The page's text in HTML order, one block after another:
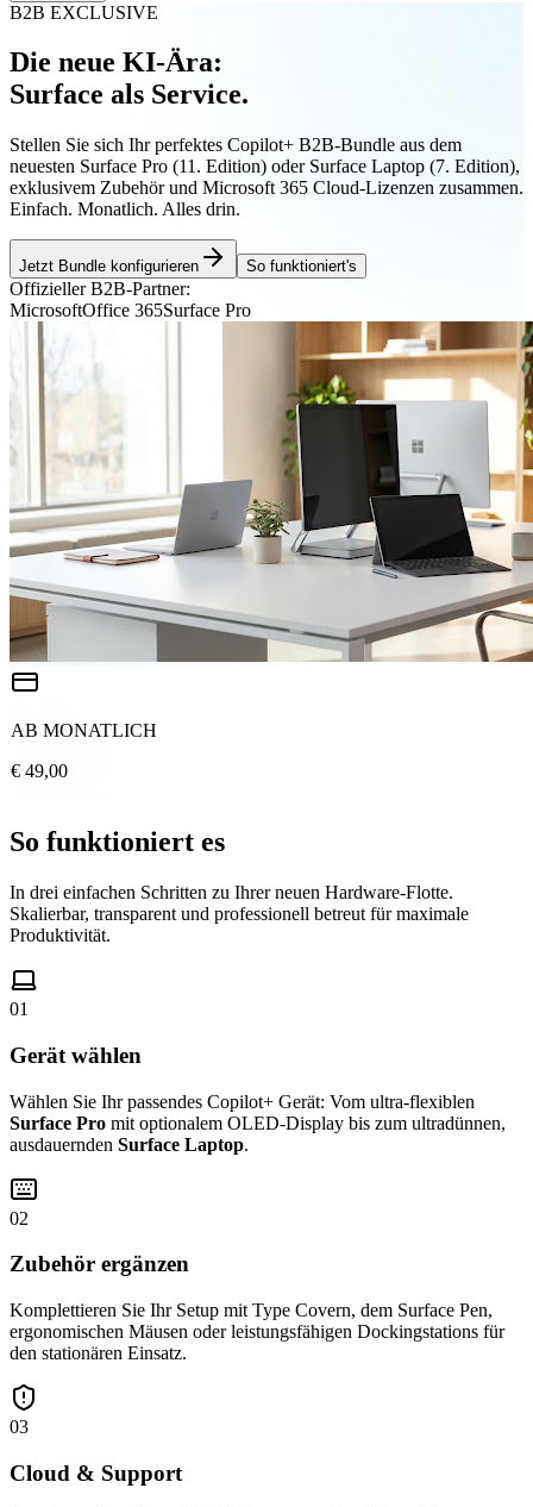
B2B EXCLUSIVE
Die neue KI-Ära:
Surface als Service.
Stellen Sie sich Ihr perfektes Copilot+ B2B-Bundle aus dem
neuesten Surface Pro (11. Edition) oder Surface Laptop (7. Edition),
exklusivem Zubehör und Microsoft 365 Cloud-Lizenzen zusammen.
Einfach. Monatlich. Alles drin.
Jetzt Bundle konfigurieren So funktioniert's
Offizieller B2B-Partner:
MicrosoftOffice 365Surface Pro
AB MONATLICH
€ 49,00
So funktioniert es
In drei einfachen Schritten zu Ihrer neuen Hardware-Flotte.
Skalierbar, transparent und professionell betreut für maximale
Produktivität.
01
Gerät wählen
Wählen Sie Ihr passendes Copilot+ Gerät: Vom ultra-flexiblen
Surface Pro mit optionalem OLED-Display bis zum ultradünnen,
ausdauernden Surface Laptop.
02
Zubehör ergänzen
Komplettieren Sie Ihr Setup mit Type Covern, dem Surface Pen,
ergonomischen Mäusen oder leistungsfähigen Dockingstations für
den stationären Einsatz.
03
Cloud & Support